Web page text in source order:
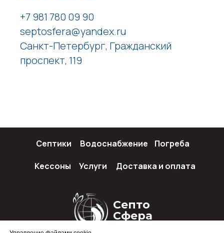
+7 981 780 09 90
septosfera@yandex.ru
Санкт-Петербург, Гражданский
проспект, 119
Септо
Сфера
Септики Водоснабжение Погреба
Кессоны Услуги Доставка и оплата